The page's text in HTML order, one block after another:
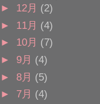
► 12月 (2)
► 11月 (4)
► 10月 (7)
► 9月 (4)
► 8月 (5)
► 7月 (4)